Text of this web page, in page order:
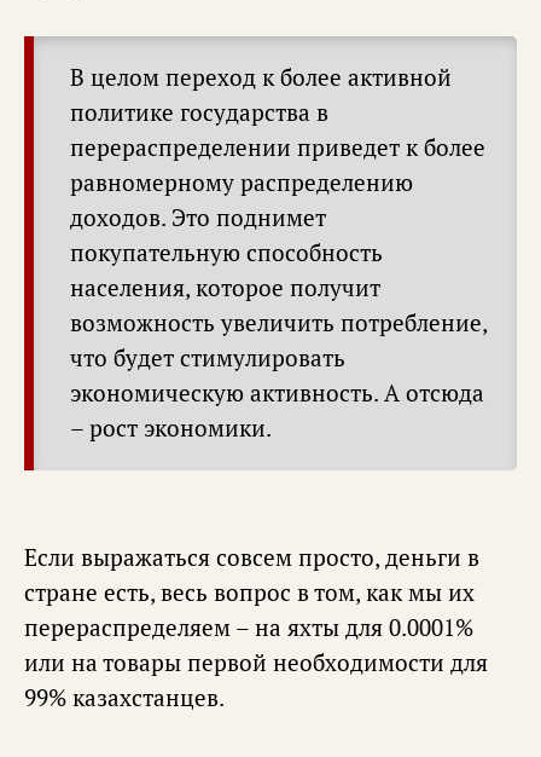
В целом переход к более активной
политике государства в
перераспределении приведет к более
равномерному распределению
доходов. Это поднимет
покупательную способность
населения, которое получит
возможность увеличить потребление,
что будет стимулировать
экономическую активность. А отсюда
– рост экономики.
Если выражаться совсем просто, деньги в
стране есть, весь вопрос в том, как мы их
перераспределяем – на яхты для 0.0001%
или на товары первой необходимости для
99% казахстанцев.